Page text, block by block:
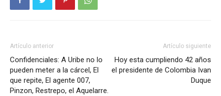
Artículo anterior
Confidenciales: A Uribe no lo
pueden meter a la cárcel, El
que repite, El agente 007,
Pinzon, Restrepo, el Aquelarre.
Artículo siguiente
Hoy esta cumpliendo 42 años
el presidente de Colombia Ivan
Duque